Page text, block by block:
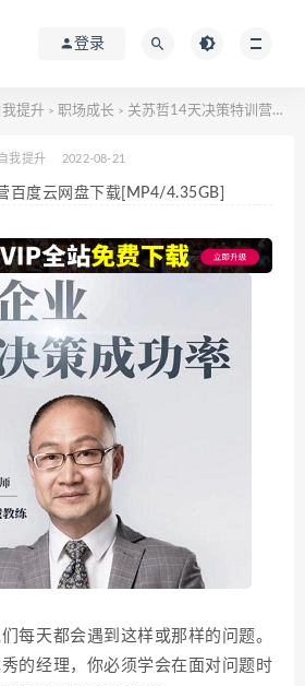
登录
我提升 > 职场成长 > 关苏哲14天决策特训营百度云网盘下载[MP4/4.35GB]
自我提升 2022-08-21
百度云网盘下载[MP4/4.35GB]
每天都会遇到这样或那样的问题。
的经理，你必须学会在面对问题时